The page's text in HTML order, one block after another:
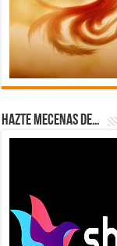
Hazte Mecenas de…